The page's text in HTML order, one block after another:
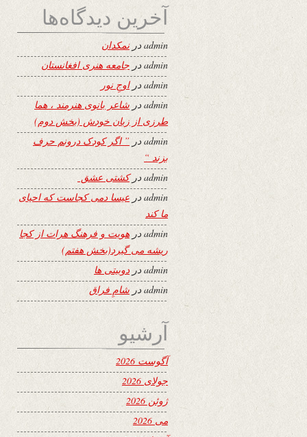
آخرین دیدگاه‌ها
adminدرنمکدان
adminدر جامعه هنری افغانستان
adminدراوجِ نور
adminدر شاعر بانوی هنرمند ، هما
طرزی از زبان خودش (بخش دوم)
adminدر ” اگر کودک درونم حرف
بزند “
adminدرکشتی عشق
adminدر عیسا دمی کجاست که احیای
ما کند
adminدر هویت و فرهنگ هرات از کجا
ریشه می گیرد(بخش هفتم)
adminدردوبیتی ها
admin در شامِ فراق
آرشیو
آگوست 2026
جولای 2026
ژوئن 2026
می 2026